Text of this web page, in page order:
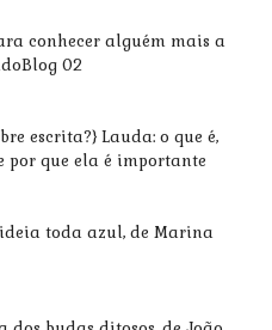
conhecer alguém mais a
02
escrita?} Lauda: o que é,
por que ela é importante
ideia toda azul, de Marina